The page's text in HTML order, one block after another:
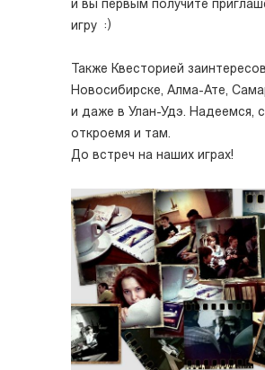
и вы первым получите
игру :)
Также Квесторией
Новосибирске, Алма-Ате,
и даже в Улан-Удэ. Надеемся,
откроемя и там.
До встреч на наших играх!